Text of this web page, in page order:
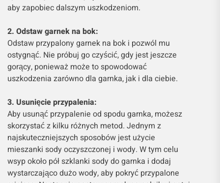
aby zapobiec dalszym uszkodzeniom.
2. Odstaw garnek na bok:
Odstaw przypalony garnek na bok i pozwól mu
ostygnąć. Nie próbuj go czyścić, gdy jest jeszcze
gorący, ponieważ może to spowodować
uszkodzenia zarówno dla garnka, jak i dla ciebie.
3. Usunięcie przypalenia:
Aby usunąć przypalenie od spodu garnka, możesz
skorzystać z kilku różnych metod. Jednym z
najskuteczniejszych sposobów jest użycie
mieszanki sody oczyszczonej i wody. W tym celu
wsyp około pół szklanki sody do garnka i dodaj
wystarczająco dużo wody, aby pokryć przypalone